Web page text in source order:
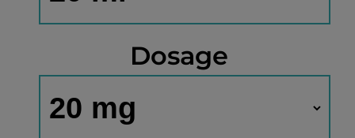
Dosage